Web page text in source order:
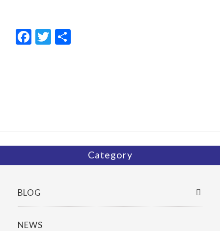
F
ac
T
w
Category
BLOG
NEWS